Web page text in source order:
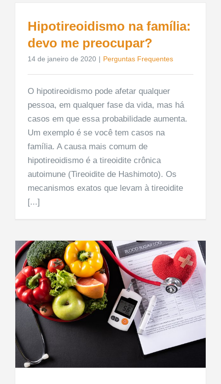
Hipotireoidismo na família:
devo me preocupar?
14 de janeiro de 2020 | Perguntas Frequentes
O hipotireoidismo pode afetar qualquer
pessoa, em qualquer fase da vida, mas há
casos em que essa probabilidade aumenta.
Um exemplo é se você tem casos na
família. A causa mais comum de
hipotireoidismo é a tireoidite crônica
autoimune (Tireoidite de Hashimoto). Os
mecanismos exatos que levam à tireoidite
[...]